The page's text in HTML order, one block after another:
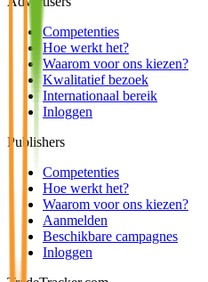
Competenties
Hoe werkt het?
Waarom voor ons kiezen?
Kwalitatief bezoek
Internationaal bereik
Inloggen
Publishers
Competenties
Hoe werkt het?
Waarom voor ons kiezen?
Aanmelden
Beschikbare campagnes
Inloggen